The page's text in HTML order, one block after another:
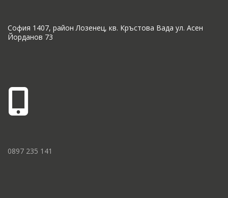
София 1407, район Лозенец, кв. Кръстова Вада ул. Асен
Йорданов 73
0897 235 141